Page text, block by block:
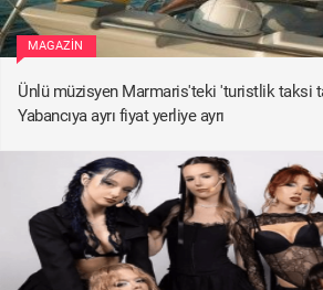
MAGAZIN
Ünlü müzisyen Marmaris'teki 'turistlik taksi
Yabancıya ayrı fiyat yerliye ayrı